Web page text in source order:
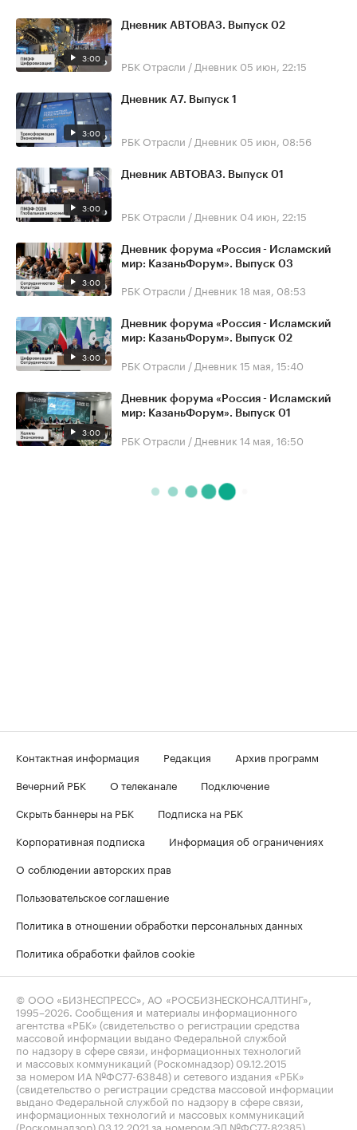
3:00
Дневник АВТОВАЗ. Выпуск 02
РБК Отрасли / Дневник 05 июн, 22:15
3:00
Дневник А7. Выпуск 1
РБК Отрасли / Дневник 05 июн, 08:56
3:00
Дневник АВТОВАЗ. Выпуск 01
РБК Отрасли / Дневник 04 июн, 22:15
3:00
Дневник форума «Россия - Исламский
мир: КазаньФорум». Выпуск 03
РБК Отрасли / Дневник 18 мая, 08:53
3:00
Дневник форума «Россия - Исламский
мир: КазаньФорум». Выпуск 02
РБК Отрасли / Дневник 15 мая, 15:40
3:00
Дневник форума «Россия - Исламский
мир: КазаньФорум». Выпуск 01
РБК Отрасли / Дневник 14 мая, 16:50
Контактная информация Редакция
Архив программ
Вечерний РБК
О телеканале
Подключение
Скрыть баннеры на РБК
Подписка на РБК
Корпоративная подписка
Информация об ограничениях
О соблюдении авторских прав
Пользовательское соглашение
Политика в отношении обработки персональных данных
Политика обработки файлов cookie
© ООО «БИЗНЕСПРЕСС», АО «РОСБИЗНЕСКОНСАЛТИНГ»,
1995–2026 . Сообщения и материалы информационного
агентства «РБК» (свидетельство о регистрации средства
массовой информации выдано Федеральной службой
по надзору в сфере связи, информационных технологий
и массовых коммуникаций (Роскомнадзор) 09.12.2015
за номером ИА №ФС77-63848) и сетевого издания «РБК»
(свидетельство о регистрации средства массовой информации
выдано Федеральной службой по надзору в сфере связи,
информационных технологий и массовых коммуникаций
(Роскомнадзор) 03.12.2021 за номером ЭЛ №ФС77-82385)